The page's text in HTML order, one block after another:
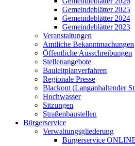
Gemeindeblätter 2025
Gemeindeblätter 2024
Gemeindeblätter 2023
Veranstaltungen
Amtliche Bekanntmachungen
Öffentliche Ausschreibungen
Stellenangebote
Bauleitplanverfahren
Regionale Presse
Blackout (Langanhaltender
Hochwasser
Sitzungen
Straßenbaustellen
Bürgerservice
Verwaltungsgliederung
Bürgerservice